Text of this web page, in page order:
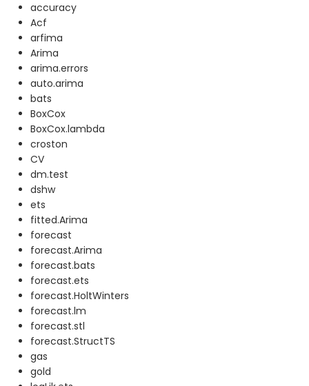
accuracy
Acf
arfima
Arima
arima.errors
auto.arima
bats
BoxCox
BoxCox.lambda
croston
CV
dm.test
dshw
ets
fitted.Arima
forecast
forecast.Arima
forecast.bats
forecast.ets
forecast.HoltWinters
forecast.lm
forecast.stl
forecast.StructTS
gas
gold